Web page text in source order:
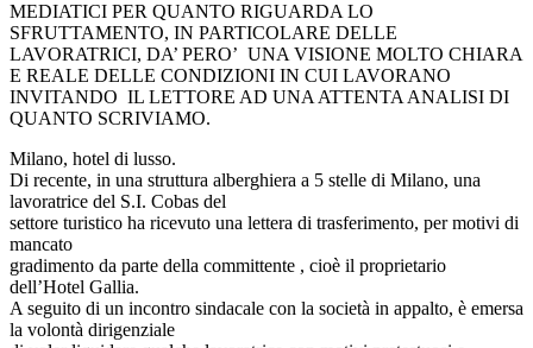
MEDIATICI PER QUANTO RIGUARDA LO
SFRUTTAMENTO, IN PARTICOLARE DELLE
LAVORATRICI, DA’ PERO’ UNA VISIONE MOLTO CHIARA
E REALE DELLE CONDIZIONI IN CUI LAVORANO
INVITANDO IL LETTORE AD UNA ATTENTA ANALISI DI
QUANTO SCRIVIAMO.
Milano, hotel di lusso.
Di recente, in una struttura alberghiera a 5 stelle di Milano, una
lavoratrice del S.I. Cobas del
settore turistico ha ricevuto una lettera di trasferimento, per motivi di
mancato
gradimento da parte della committente , cioè il proprietario
dell’Hotel Gallia.
A seguito di un incontro sindacale con la società in appalto, è emersa
la volontà dirigenziale